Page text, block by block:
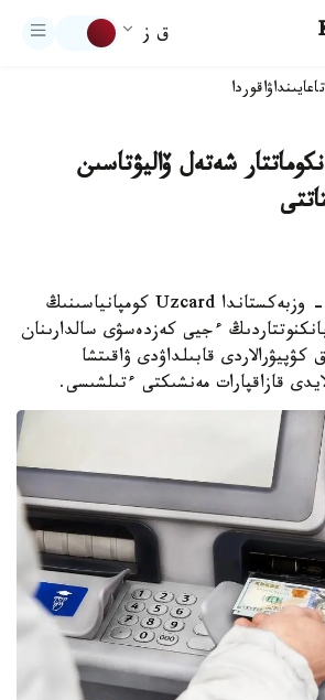
ق ز
تاعايىنداۋاقوردا
شەتەل ۆاليۋتاسىن
تاشكەنت. قازاقپارات - وزبەكستاندا Uzcard كومپانياسىنىڭ
ءجيى كەزدەسۋى سالدارىنان
دوللارلىق كۋپيۋرالاردى قابىلداۋدى ۋاقىتشا
قازاقپارات مەنشىكتى ءتىلشىسى.